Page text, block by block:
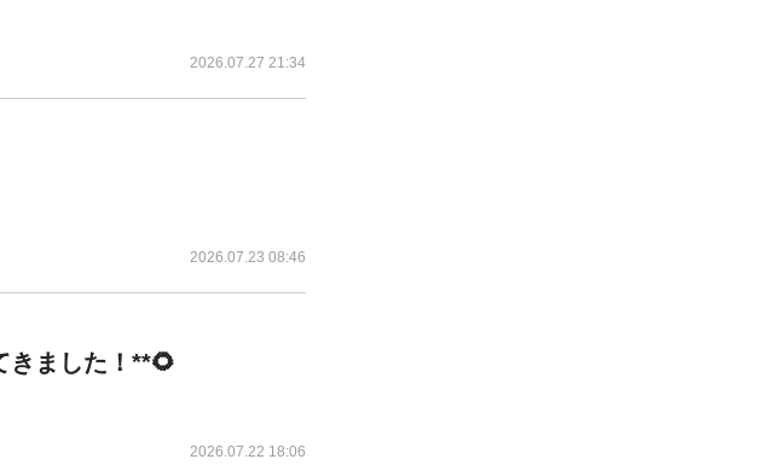
2026.07.27 21:34
2026.07.23 08:46
きました！**🌻
2026.07.22 18:06